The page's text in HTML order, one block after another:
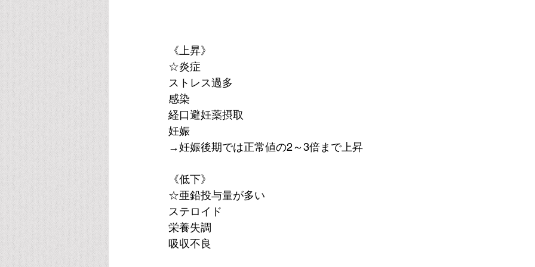
《上昇》
☆炎症
ストレス過多
感染
経口避妊薬摂取
妊娠
→妊娠後期では正常値の2～3倍まで上昇
《低下》
☆亜鉛投与量が多い
ステロイド
栄養失調
吸収不良